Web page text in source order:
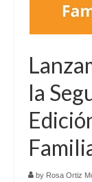
la
by Rosa Ortiz